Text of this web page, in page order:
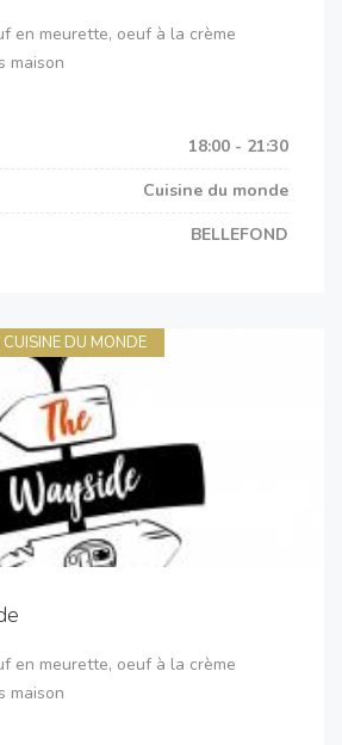
en meurette, oeuf à la crème
maison
18:00 - 21:30
Cuisine du monde
BELLEFOND
CUISINE DU MONDE
en meurette, oeuf à la crème
maison